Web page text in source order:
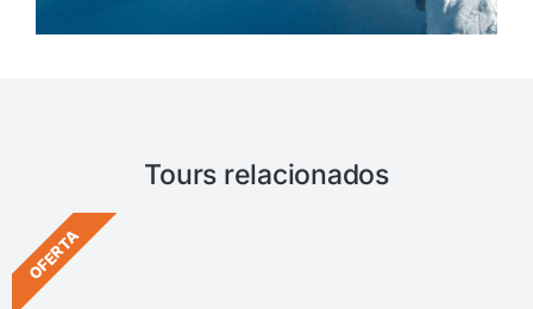
Tours relacionados
OFERTA